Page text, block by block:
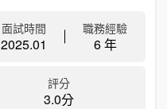
面試時間
2025.01
職務經驗
6 年
評分
3.0分